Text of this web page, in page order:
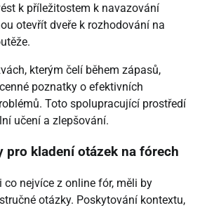
k příležitostem k navazování
otevřít dveře k rozhodování na
kterým čelí během zápasů,
poznatky o efektivních
Toto spolupracující prostředí
učení a zlepšování.
pro kladení otázek na fórech
nejvíce z online fór, měli by
otázky. Poskytování kontextu,